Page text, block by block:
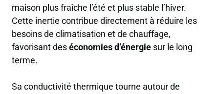
maison plus fraîche l’été et plus stable l’hiver.
Cette inertie contribue directement à réduire les
besoins de climatisation et de chauffage,
favorisant deséconomies d’énergie sur le long
terme.
Sa conductivité thermique tourne autour de